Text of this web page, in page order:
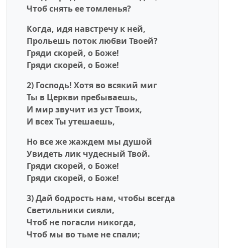
Чтоб снять ее томленья?
Когда, идя навстречу к ней,
Прольешь поток любви Твоей?
Гряди скорей, о Боже!
Гряди скорей, о Боже!
2) Господь! Хотя во всякий миг
Ты в Церкви пребываешь,
И мир звучит из уст Твоих,
И всех Ты утешаешь,
Но все же жаждем мы душой
Увидеть лик чудесный Твой.
Гряди скорей, о Боже!
Гряди скорей, о Боже!
3) Дай бодрость нам, чтобы всегда
Светильники сияли,
Чтоб не погасли никогда,
Чтоб мы во тьме не спали;